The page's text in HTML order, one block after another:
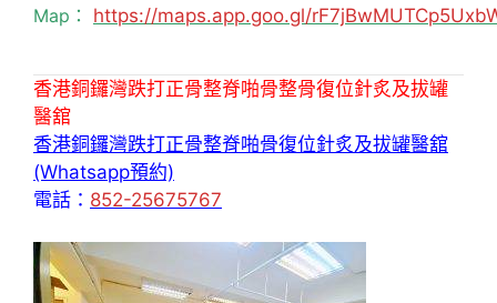
Map： https://maps.app.goo.gl/
香港銅鑼灣跌打正骨整脊啪骨整骨復位針炙及拔罐
醫舘
香港銅鑼灣跌打正骨整脊啪骨復位針炙及拔罐醫舘
(Whatsapp預約)
電話： 852-25675767